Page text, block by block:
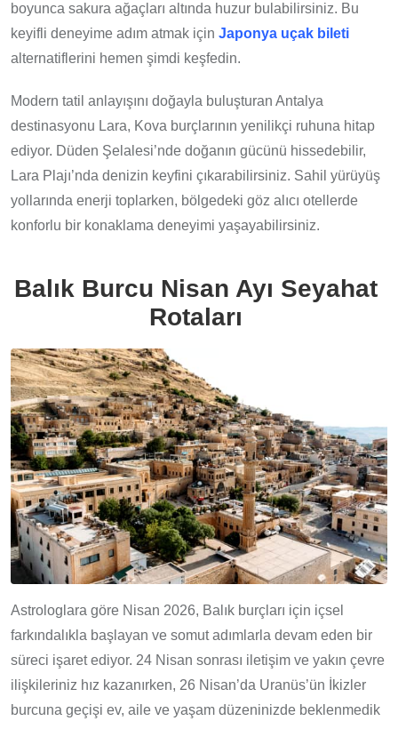
boyunca sakura ağaçları altında huzur bulabilirsiniz. Bu
keyifli deneyime adım atmak için Japonya uçak bileti
alternatiflerini hemen şimdi keşfedin.
Modern tatil anlayışını doğayla buluşturan Antalya
destinasyonu Lara, Kova burçlarının yenilikçi ruhuna hitap
ediyor. Düden Şelalesi’nde doğanın gücünü hissedebilir,
Lara Plajı’nda denizin keyfini çıkarabilirsiniz. Sahil yürüyüş
yollarında enerji toplarken, bölgedeki göz alıcı otellerde
konforlu bir konaklama deneyimi yaşayabilirsiniz.
Balık Burcu Nisan Ayı Seyahat
Rotaları
Astrologlara göre Nisan 2026, Balık burçları için içsel
farkındalıkla başlayan ve somut adımlarla devam eden bir
süreci işaret ediyor. 24 Nisan sonrası iletişim ve yakın çevre
ilişkileriniz hız kazanırken, 26 Nisan’da Uranüs’ün İkizler
burcuna geçişi ev, aile ve yaşam düzeninizde beklenmedik